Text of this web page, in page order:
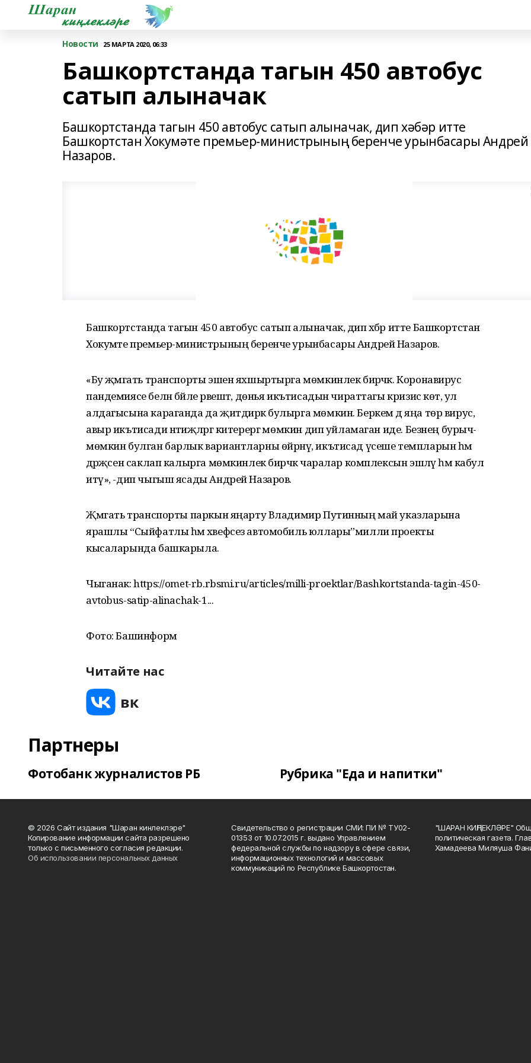
Новости 25 МАРТА 2020, 06:33
Башкортстанда тагын 450 автобус
сатып алыначак
Башкортстанда тагын 450 автобус сатып алыначак, дип хәбәр итте
Башкортстан Хокумәте премьер-министрының беренче урынбасары Андрей
Назаров.
Башкортстанда тагын 450 автобус сатып алыначак, дип хәбәр итте Башкортстан
Хокумәте премьер-министрының беренче урынбасары Андрей Назаров.
«Бу җәмәгать транспорты эшен яхшыртырга мөмкинлек бирәчәк. Коронавирус
пандемиясе белән бәйле рәвештә, дөнья икътисадын чираттагы кризис көтә, ул
алдагысына караганда да җитдирәк булырга мөмкин. Беркем дә яңа төр вирус,
авыр икътисади нәтиҗәләргә китерергә мөмкин дип уйламаган иде. Безнең бурыч-
мөмкин булган барлык вариантларны өйрәнү, икътисад үсеше темпларын һәм
дәрәҗәсен саклап калырга мөмкинлек бирәчәк чаралар комплексын эшләү һәм кабул
итү», -дип чыгыш ясады Андрей Назаров.
Җәмәгать транспорты паркын яңарту Владимир Путинның май указларына
ярашлы “Сыйфатлы һәм хәвефсез автомобиль юллары”милли проекты
кысаларында башкарыла.
Чыганак: https://omet-rb.rbsmi.ru/articles/milli-proektlar/Bashkortstanda-tagin-450-
avtobus-satip-alinachak-1...
Фото: Башинформ
Читайте нас
Партнеры
Фотобанк журналистов РБ Рубрика "Еда и напитки"
© 2026 Сайт издания "Шаран кинлеклэре"
Копирование информации сайта разрешено
только с письменного согласия редакции.
Об использовании персональных данных
Свидетельство о регистрации СМИ: ПИ № ТУ02-
01353 от 10.07.2015 г. выдано Управлением
федеральной службы по надзору в сфере связи,
информационных технологий и массовых
коммуникаций по Республике Башкортостан.
"ШАРАН КИҢЛЕКЛӘРЕ"
политическая газета.
Хамадеева Миляуша